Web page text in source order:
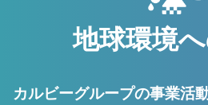
地球環境
カルビーグループの事業活